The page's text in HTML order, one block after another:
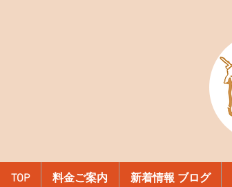
TOP 料金ご案内 新着情報 ブログ